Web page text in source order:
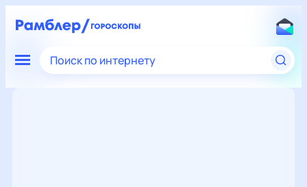
Поиск по интернету